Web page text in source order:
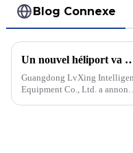
Blog Connexe
Un nouvel héliport va révolutionner
Guangdong LvXing
Equipment Co., Ltd. a